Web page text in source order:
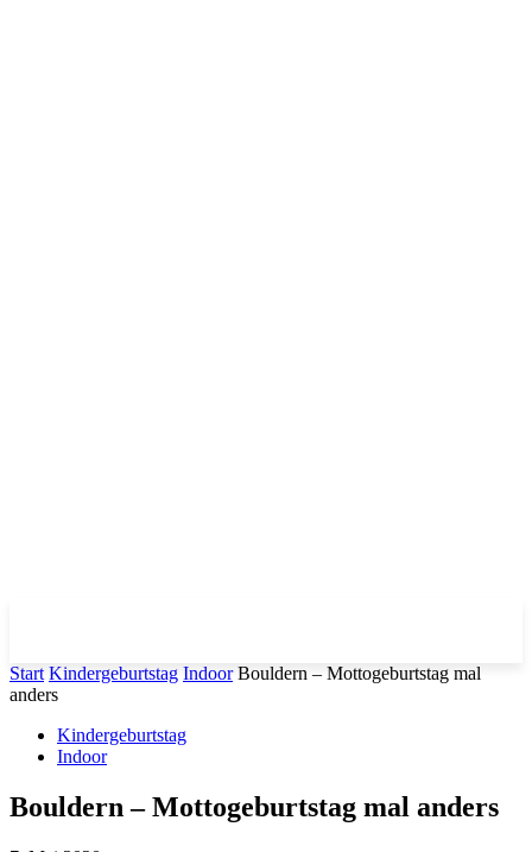
Start Kindergeburtstag Indoor Bouldern – Mottogeburtstag mal
anders
Kindergeburtstag
Indoor
Bouldern – Mottogeburtstag mal anders